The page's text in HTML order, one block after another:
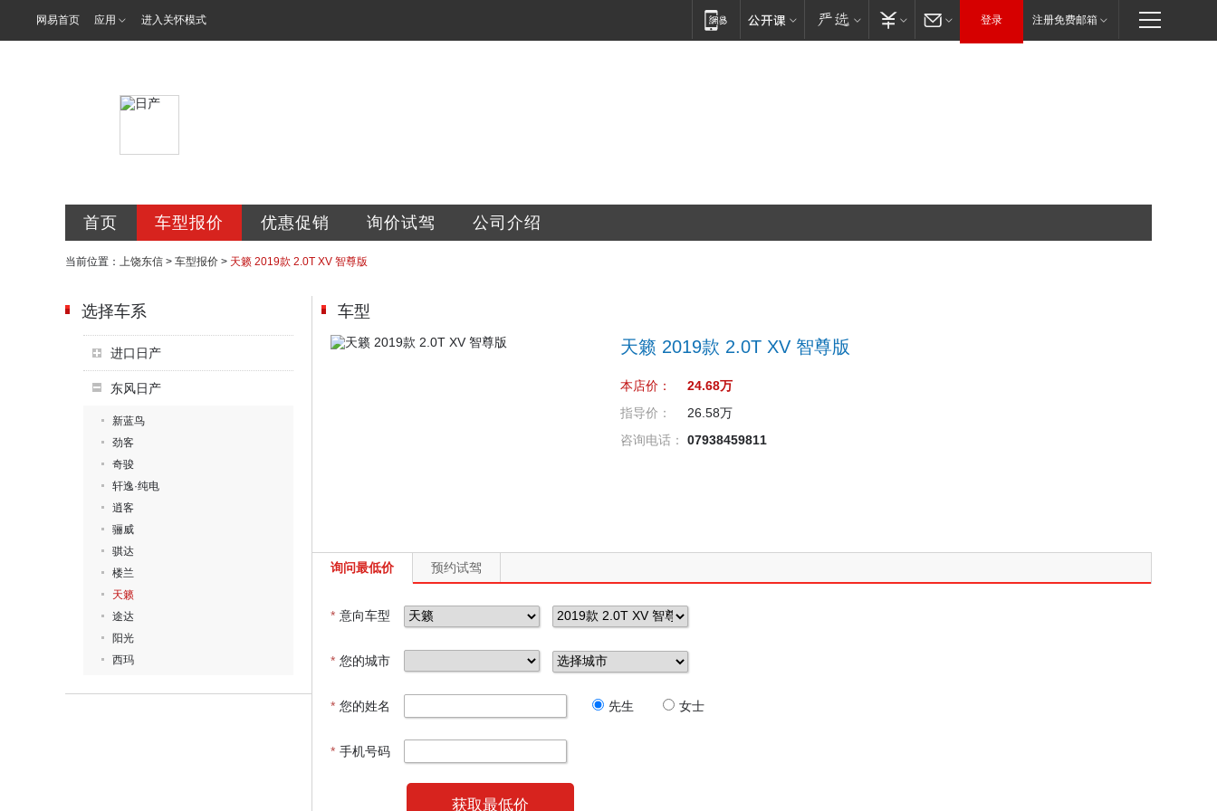
网易首页 应用 进入关怀模式 登录 注册免费邮箱
首页 车型报价 优惠促销 询价试驾 公司介绍
当前位置： 上饶东信 > 车型报价 > 天籁 2019款 2.0T XV 智尊版
选择车系
进口日产
东风日产
新蓝鸟
劲客
奇骏
轩逸·纯电
逍客
骊威
骐达
楼兰
天籁
途达
阳光
西玛
车型
天籁 2019款 2.0T XV 智尊版
本店价：
24.68万
指导价：
26.58万
咨询电话：
07938459811
询问最低价 预约试驾
* 意向车型
* 您的城市
* 您的姓名 先生 女士
* 手机号码
获取最低价